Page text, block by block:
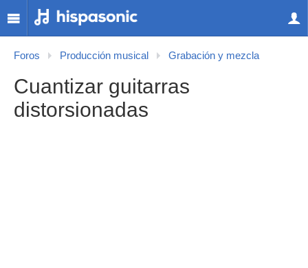
Foros Producción musical Grabación y mezcla
Cuantizar guitarras
distorsionadas